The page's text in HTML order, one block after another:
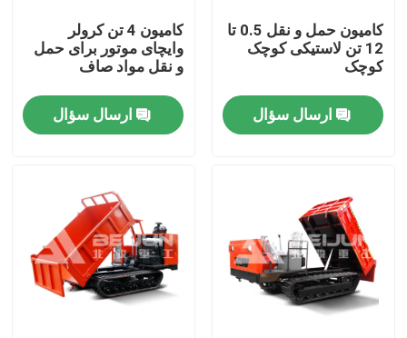
محصولات
فیلم های
کامیون حمل و نقل 0.5 تا
12 تن لاستیکی کوچک
کوچک
ارسال سؤال
کامیون 4 تن کرولر
وایچای موتور برای حمل
و نقل مواد صاف
ارسال سؤال